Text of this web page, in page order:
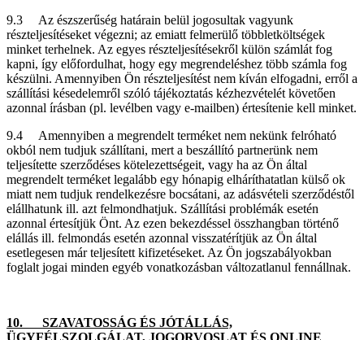
9.3 Az észszerűség határain belül jogosultak vagyunk
részteljesítéseket végezni; az emiatt felmerülő többletköltségek
minket terhelnek. Az egyes részteljesítésekről külön számlát fog
kapni, így előfordulhat, hogy egy megrendeléshez több számla fog
készülni. Amennyiben Ön részteljesítést nem kíván elfogadni, erről a
szállítási késedelemről szóló tájékoztatás kézhezvételét követően
azonnal írásban (pl. levélben vagy e-mailben) értesítenie kell minket.
9.4 Amennyiben a megrendelt terméket nem nekünk felróható
okból nem tudjuk szállítani, mert a beszállító partnerünk nem
teljesítette szerződéses kötelezettségeit, vagy ha az Ön által
megrendelt terméket legalább egy hónapig elháríthatatlan külső ok
miatt nem tudjuk rendelkezésre bocsátani, az adásvételi szerződéstől
elállhatunk ill. azt felmondhatjuk. Szállítási problémák esetén
azonnal értesítjük Önt. Az ezen bekezdéssel összhangban történő
elállás ill. felmondás esetén azonnal visszatérítjük az Ön által
esetlegesen már teljesített kifizetéseket. Az Ön jogszabályokban
foglalt jogai minden egyéb vonatkozásban változatlanul fennállnak.
10. SZAVATOSSÁG ÉS JÓTÁLLÁS,
ÜGYFÉLSZOLGÁLAT, JOGORVOSLAT ÉS ONLINE